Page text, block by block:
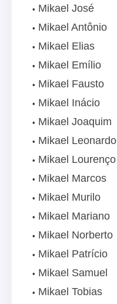
Mikael José
Mikael Antônio
Mikael Elias
Mikael Emílio
Mikael Fausto
Mikael Inácio
Mikael Joaquim
Mikael Leonardo
Mikael Lourenço
Mikael Marcos
Mikael Murilo
Mikael Mariano
Mikael Norberto
Mikael Patrício
Mikael Samuel
Mikael Tobias